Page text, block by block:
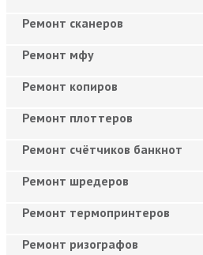
Ремонт сканеров
Ремонт мфу
Ремонт копиров
Ремонт плоттеров
Ремонт счётчиков банкнот
Ремонт шредеров
Ремонт термопринтеров
Ремонт ризографов